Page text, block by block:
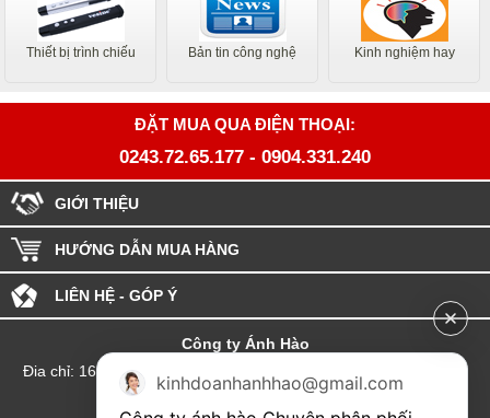
Thiết bị trình chiếu Bản tin công nghệ Kinh nghiệm hay
ĐẶT MUA QUA ĐIỆN THOẠI:
0243.72.65.177 - 0904.331.240
GIỚI THIỆU
HƯỚNG DẪN MUA HÀNG
LIÊN HỆ - GÓP Ý
Công ty Ánh Hào
Đia chỉ: 164 Phố Chùa Láng - Phường Láng - Thành phố Hà Nội
hotline:0904.331.240
kinhdoanhanhhao@gmail.com